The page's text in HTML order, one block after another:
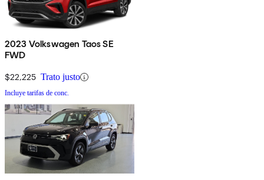
2023 Volkswagen Taos SE
FWD
$22,225 Trato justo
Incluye tarifas de conc.